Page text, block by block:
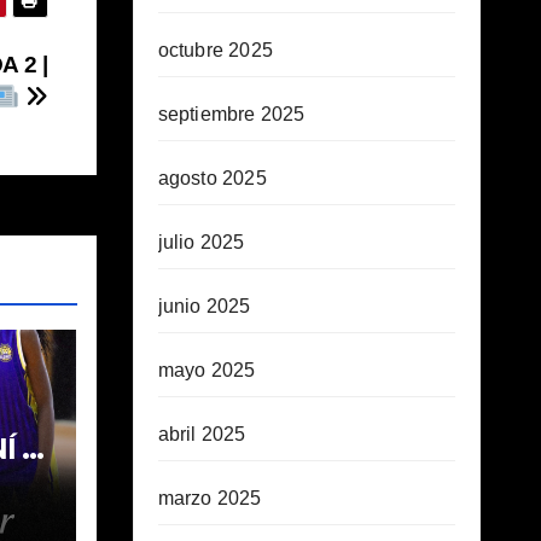
2 |
1ª
octubre 2025
septiembre 2025
agosto 2025
julio 2025
junio 2025
mayo 2025
abril 2025
marzo 2025